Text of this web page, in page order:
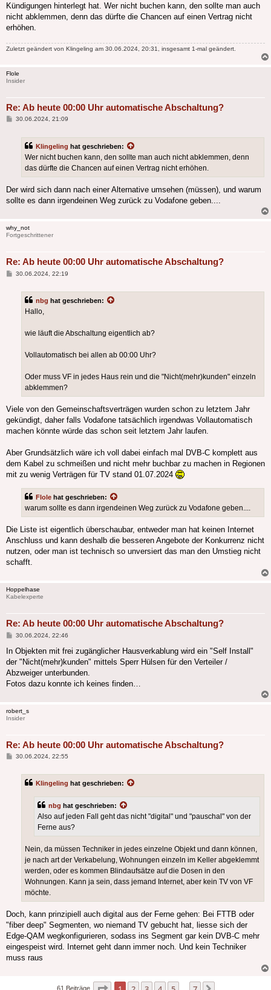
Kündigungen hinterlegt hat. Wer nicht buchen kann, den sollte man auch
nicht abklemmen, denn das dürfte die Chancen auf einen Vertrag nicht
erhöhen.
Zuletzt geändert von Klingeling am 30.06.2024, 20:31, insgesamt 1-mal geändert.
Flole
Insider
Re: Ab heute 00:00 Uhr automatische Abschaltung?
Beitrag
30.06.2024, 21:09
Klingeling hat geschrieben:
Wer nicht buchen kann, den sollte man auch nicht abklemmen, denn
das dürfte die Chancen auf einen Vertrag nicht erhöhen.
Der wird sich dann nach einer Alternative umsehen (müssen), und warum
sollte es dann irgendeinen Weg zurück zu Vodafone geben....
why_not
Fortgeschrittener
Re: Ab heute 00:00 Uhr automatische Abschaltung?
Beitrag
30.06.2024, 22:19
nbg hat geschrieben:
Hallo,
wie läuft die Abschaltung eigentlich ab?
Vollautomatisch bei allen ab 00:00 Uhr?
Oder muss VF in jedes Haus rein und die "Nicht(mehr)kunden" einzeln
abklemmen?
Viele von den Gemeinschaftsverträgen wurden schon zu letztem Jahr
gekündigt, daher falls Vodafone tatsächlich irgendwas Vollautomatisch
machen könnte würde das schon seit letztem Jahr laufen.
Aber Grundsätzlich wäre ich voll dabei einfach mal DVB-C komplett aus
dem Kabel zu schmeißen und nicht mehr buchbar zu machen in Regionen
mit zu wenig Verträgen für TV stand 01.07.2024
Flole hat geschrieben:
warum sollte es dann irgendeinen Weg zurück zu Vodafone geben....
Die Liste ist eigentlich überschaubar, entweder man hat keinen Internet
Anschluss und kann deshalb die besseren Angebote der Konkurrenz nicht
nutzen, oder man ist technisch so unversiert das man den Umstieg nicht
schafft.
Hoppelhase
Kabelexperte
Re: Ab heute 00:00 Uhr automatische Abschaltung?
Beitrag
30.06.2024, 22:46
In Objekten mit frei zugänglicher Hausverkablung wird ein "Self Install"
der "Nicht(mehr)kunden" mittels Sperr Hülsen für den Verteiler /
Abzweiger unterbunden.
Fotos dazu konnte ich keines finden…
robert_s
Insider
Re: Ab heute 00:00 Uhr automatische Abschaltung?
Beitrag
30.06.2024, 22:55
Klingeling hat geschrieben:
nbg hat geschrieben:
Also auf jeden Fall geht das nicht "digital" und "pauschal" von der
Ferne aus?
Nein, da müssen Techniker in jedes einzelne Objekt und dann können,
je nach art der Verkabelung, Wohnungen einzeln im Keller abgeklemmt
werden, oder es kommen Blindaufsätze auf die Dosen in den
Wohnungen. Kann ja sein, dass jemand Internet, aber kein TV von VF
möchte.
Doch, kann prinzipiell auch digital aus der Ferne gehen: Bei FTTB oder
"fiber deep" Segmenten, wo niemand TV gebucht hat, liesse sich der
Edge-QAM wegkonfigurieren, sodass ins Segment gar kein DVB-C mehr
eingespeist wird. Internet geht dann immer noch. Und kein Techniker
muss raus
61 Beiträge